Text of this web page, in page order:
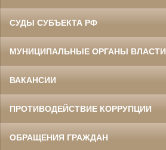
СУДЫ СУБЪЕКТА РФ
МУНИЦИПАЛЬНЫЕ ОРГАНЫ ВЛАСТИ
ВАКАНСИИ
ПРОТИВОДЕЙСТВИЕ КОРРУПЦИИ
ОБРАЩЕНИЯ ГРАЖДАН